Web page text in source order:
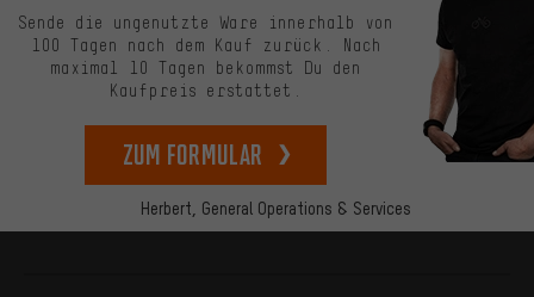
Herbert, General Operations & Services
Sende die ungenutzte Ware innerhalb von
100 Tagen nach dem Kauf zurück. Nach
maximal 10 Tagen bekommst Du den
Kaufpreis erstattet.
zum Formular